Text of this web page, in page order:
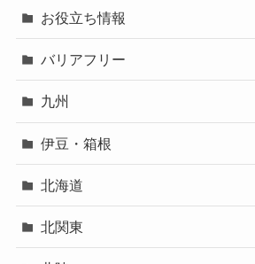
お役立ち情報
バリアフリー
九州
伊豆・箱根
北海道
北関東